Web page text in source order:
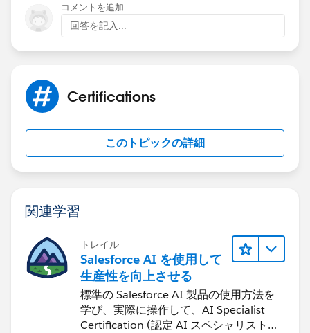
コメントを追加
回答を記入...
Certifications
このトピックの詳細
関連学習
トレイル
Salesforce AI を使用して
生産性を向上させる
標準の Salesforce AI 製品の使用方法を
学び、実際に操作して、AI Specialist
Certification (認定 AI スペシャリスト資